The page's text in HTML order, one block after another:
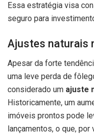
Essa estratégia visa
seguro para
Ajustes naturais
Apesar da forte
uma leve perda de
considerado um ajuste
Historicamente, um
imóveis prontos pode
lançamentos, o que, por